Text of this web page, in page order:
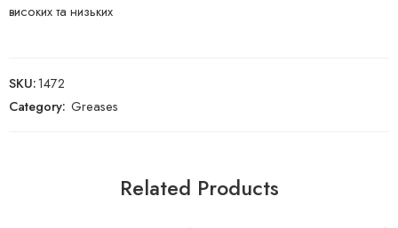
високих та низьких
SKU:1472
Category: Greases
Related Products